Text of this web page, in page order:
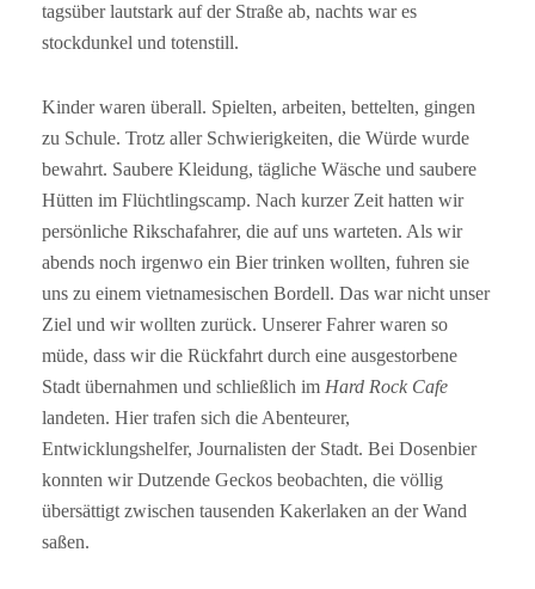
tagsüber lautstark auf der Straße ab, nachts war es
stockdunkel und totenstill.
Kinder waren überall. Spielten, arbeiten, bettelten, gingen
zu Schule. Trotz aller Schwierigkeiten, die Würde wurde
bewahrt. Saubere Kleidung, tägliche Wäsche und saubere
Hütten im Flüchtlingscamp. Nach kurzer Zeit hatten wir
persönliche Rikschafahrer, die auf uns warteten. Als wir
abends noch irgenwo ein Bier trinken wollten, fuhren sie
uns zu einem vietnamesischen Bordell. Das war nicht unser
Ziel und wir wollten zurück. Unserer Fahrer waren so
müde, dass wir die Rückfahrt durch eine ausgestorbene
Stadt übernahmen und schließlich im Hard Rock Cafe
landeten. Hier trafen sich die Abenteurer,
Entwicklungshelfer, Journalisten der Stadt. Bei Dosenbier
konnten wir Dutzende Geckos beobachten, die völlig
übersättigt zwischen tausenden Kakerlaken an der Wand
saßen.